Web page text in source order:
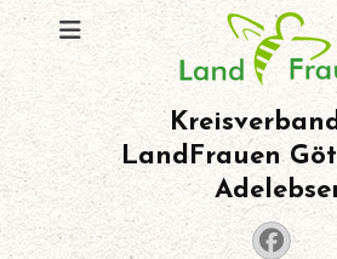
LandFrauen